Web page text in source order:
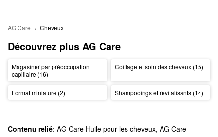
AG Care Cheveux
Découvrez plus AG Care
Magasiner par préoccupation
capillaire (16)
Coiffage et soin des cheveux (15)
Format miniature (2) Shampooings et revitalisants (14)
Contenu relié: AG Care Huile pour les cheveux, AG Care